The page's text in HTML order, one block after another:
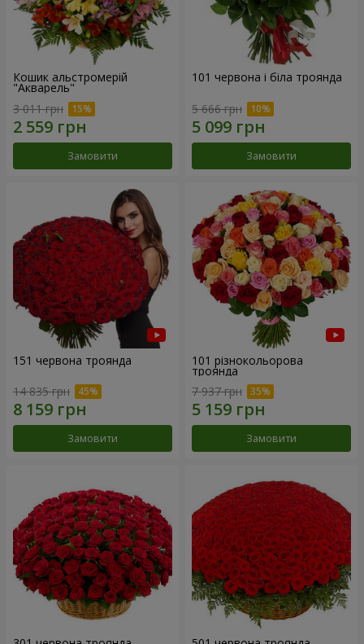
Кошик альстромерій
"Акварель"
3 011 грн
Замовити
101 червона і біла троянда
5 666 грн
Замовити
151 червона троянда
14 835 грн
Замовити
101 різнокольорова
троянда
7 937 грн
Замовити